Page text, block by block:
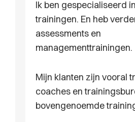
Ik ben gespecialiseerd
trainingen. En heb
assessments en
managementtrainingen.
Mijn klanten zijn vooral
coaches en
bovengenoemde